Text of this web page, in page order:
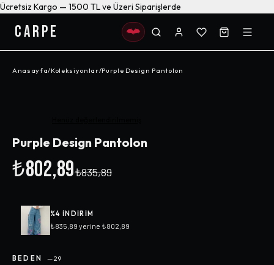
Ücretsiz Kargo — 1500 TL ve Üzeri Siparişlerde
CARPE
Anasayfa/Koleksiyonlar/Purple Design Pantolon
Purple Design Pantolon
₺802,89₺835,89
%4 INDIRIM
₺835,89 yerine ₺802,89
BEDEN —29